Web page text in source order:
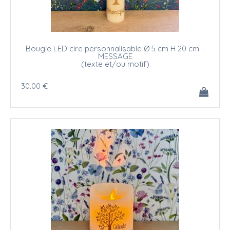
Bougie LED cire personnalisable Ø 5 cm H 20 cm -
MESSAGE
(texte et/ou motif)
30.00 €